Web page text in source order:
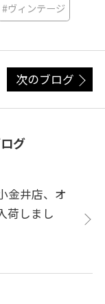
#ヴィンテージ
次のブログ
グ
金井店、オ
荷しまし